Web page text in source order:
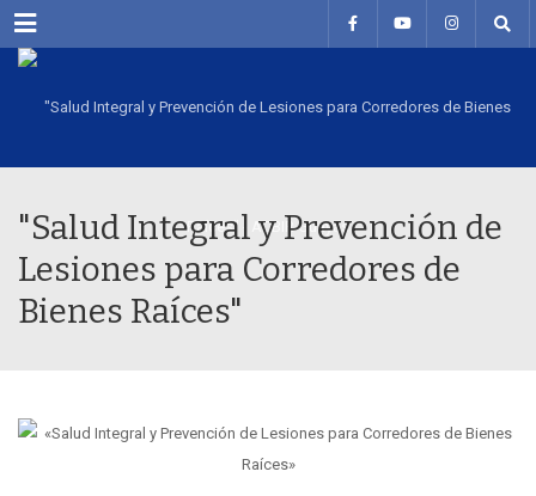
Menu
"Salud Integral y Prevención de
Lesiones para Corredores de
Bienes Raíces"